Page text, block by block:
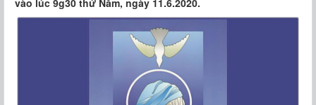
vào lúc 9g30 thứ Năm, ngày 11.6.2020.